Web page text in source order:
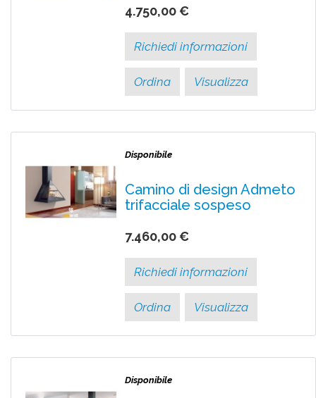
4.750,00 €
Richiedi informazioni
Ordina Visualizza
Disponibile
Camino di design Admeto
trifacciale sospeso
7.460,00 €
Richiedi informazioni
Ordina Visualizza
Disponibile